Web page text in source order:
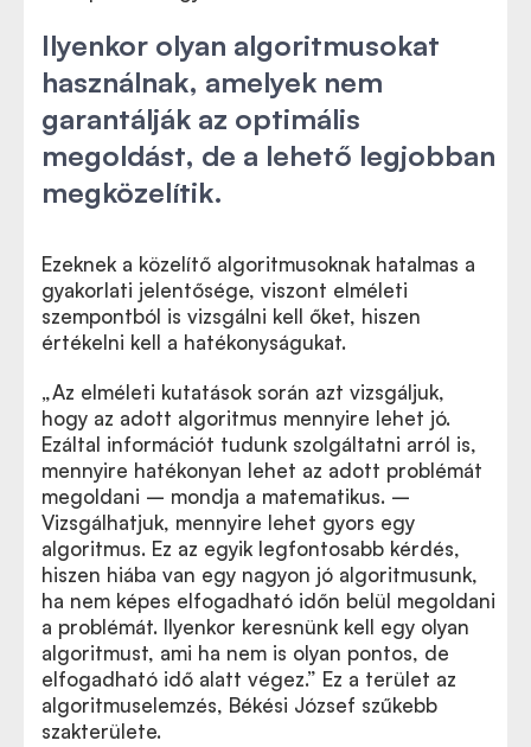
Ilyenkor olyan algoritmusokat
használnak, amelyek nem
garantálják az optimális
megoldást, de a lehető legjobban
megközelítik.
Ezeknek a közelítő algoritmusoknak hatalmas a
gyakorlati jelentősége, viszont elméleti
szempontból is vizsgálni kell őket, hiszen
értékelni kell a hatékonyságukat.
„Az elméleti kutatások során azt vizsgáljuk,
hogy az adott algoritmus mennyire lehet jó.
Ezáltal információt tudunk szolgáltatni arról is,
mennyire hatékonyan lehet az adott problémát
megoldani – mondja a matematikus. –
Vizsgálhatjuk, mennyire lehet gyors egy
algoritmus. Ez az egyik legfontosabb kérdés,
hiszen hiába van egy nagyon jó algoritmusunk,
ha nem képes elfogadható időn belül megoldani
a problémát. Ilyenkor keresnünk kell egy olyan
algoritmust, ami ha nem is olyan pontos, de
elfogadható idő alatt végez.” Ez a terület az
algoritmuselemzés, Békési József szűkebb
szakterülete.